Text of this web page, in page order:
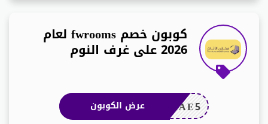
كوبون خصم fwrooms لعام
2026 على غرف النوم
LAAE5 عرض الكوبون